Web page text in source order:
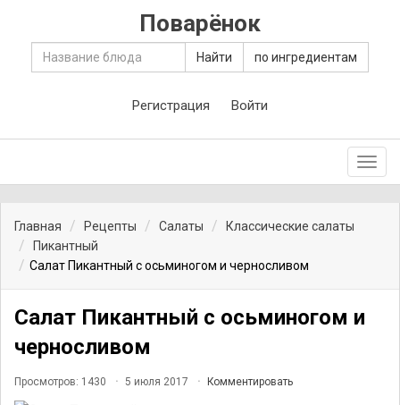
Поварёнок
Найти по ингредиентам
Регистрация Войти
Главная Рецепты Салаты
Классические салаты
Пикантный
Салат Пикантный с осьминогом и черносливом
Салат Пикантный с осьминогом и
черносливом
Просмотров: 1430 5 июля 2017 Комментировать